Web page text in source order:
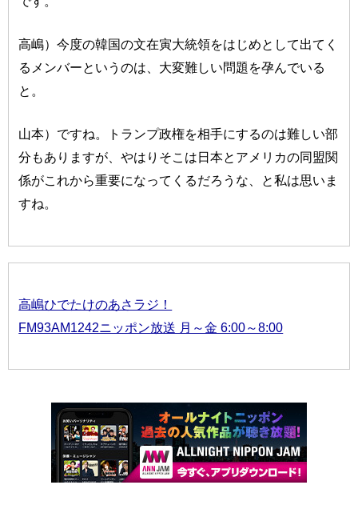
高嶋）今度の韓国の文在寅大統領をはじめとして出てく
るメンバーというのは、大変難しい問題を孕んでいる
と。
山本）ですね。トランプ政権を相手にするのは難しい部
分もありますが、やはりそこは日本とアメリカの同盟関
係がこれから重要になってくるだろうな、と私は思いま
すね。
高嶋ひでたけのあさラジ！
FM93AM1242ニッポン放送 月～金 6:00～8:00